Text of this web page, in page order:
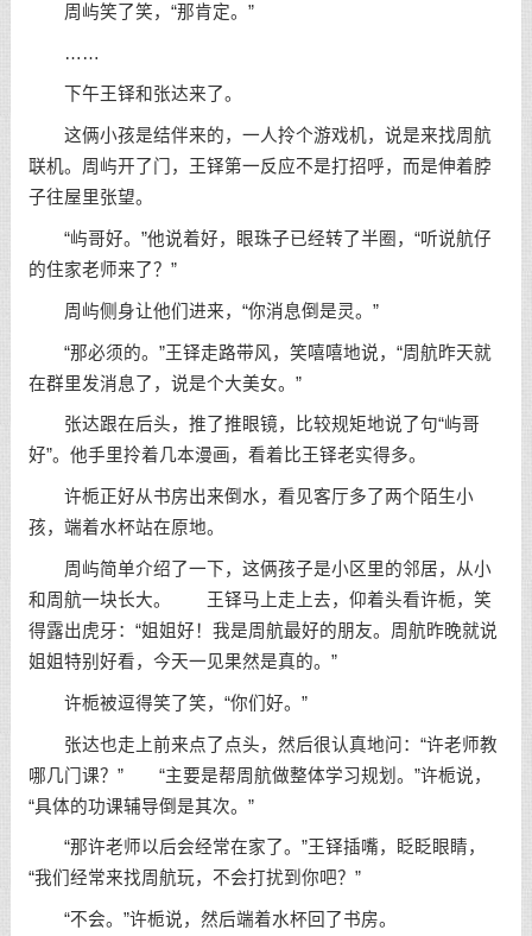
周屿笑了笑，“那肯定。”
……
下午王铎和张达来了。
这俩小孩是结伴来的，一人拎个游戏机，说是来找周航
联机。周屿开了门，王铎第一反应不是打招呼，而是伸着脖
子往屋里张望。
“屿哥好。”他说着好，眼珠子已经转了半圈，“听说航仔
的住家老师来了？”
周屿侧身让他们进来，“你消息倒是灵。”
“那必须的。”王铎走路带风，笑嘻嘻地说，“周航昨天就
在群里发消息了，说是个大美女。”
张达跟在后头，推了推眼镜，比较规矩地说了句“屿哥
好”。他手里拎着几本漫画，看着比王铎老实得多。
许栀正好从书房出来倒水，看见客厅多了两个陌生小
孩，端着水杯站在原地。
周屿简单介绍了一下，这俩孩子是小区里的邻居，从小
和周航一块长大。 王铎马上走上去，仰着头看许栀，笑
得露出虎牙：“姐姐好！我是周航最好的朋友。周航昨晚就说
姐姐特别好看，今天一见果然是真的。”
许栀被逗得笑了笑，“你们好。”
张达也走上前来点了点头，然后很认真地问：“许老师教
哪几门课？” “主要是帮周航做整体学习规划。”许栀说，
“具体的功课辅导倒是其次。”
“那许老师以后会经常在家了。”王铎插嘴，眨眨眼睛，
“我们经常来找周航玩，不会打扰到你吧？”
“不会。”许栀说，然后端着水杯回了书房。